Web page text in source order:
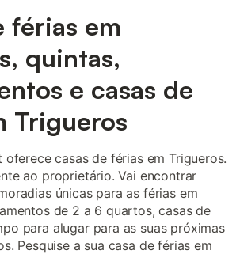
férias em
quintas,
e casas de
Trigueros
oferece casas de férias em Trigueros.
ao proprietário. Vai encontrar
únicas para as férias em
de 2 a 6 quartos, casas de
para alugar para as suas próximas
Pesquise a sua casa de férias em